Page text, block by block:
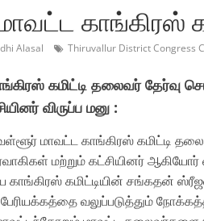
காங்கிரஸ்
Alasal Thiruvallur District Congress
கமிட்டி தலைவர் தேர்வு
விருப்ப மனு :
மாவட்ட காங்கிரஸ் கமிட்டி
மற்றும் கட்சியினர் ஆகியோர்
கமிட்டியின் சங்கதன்
பேரியக்கத்தை வலுப்படுத்தும்